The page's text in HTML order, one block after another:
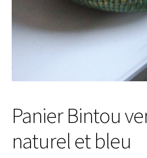
Panier Bintou
naturel et bleu